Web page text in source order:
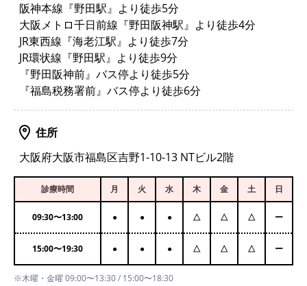
阪神本線『野田駅』より徒歩5分
大阪メトロ千日前線『野田阪神駅』より徒歩4分
JR東西線『海老江駅』より徒歩7分
JR環状線『野田駅』より徒歩9分
『野田阪神前』バス停より徒歩5分
『福島税務署前』バス停より徒歩6分
住所
大阪府大阪市福島区吉野1-10-13 NTビル2階
診療時間 月 火 水 木 金 土 日
09:30〜13:00 ● ● ● △ △ △ ー
15:00〜19:30 ● ● ● △ △ △ ー
※木曜・金曜 09:00〜13:30 / 15:00〜18:30